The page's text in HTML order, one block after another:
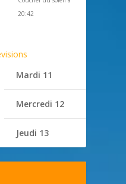
20:42
Mardi 11
Mercredi 12
Jeudi 13